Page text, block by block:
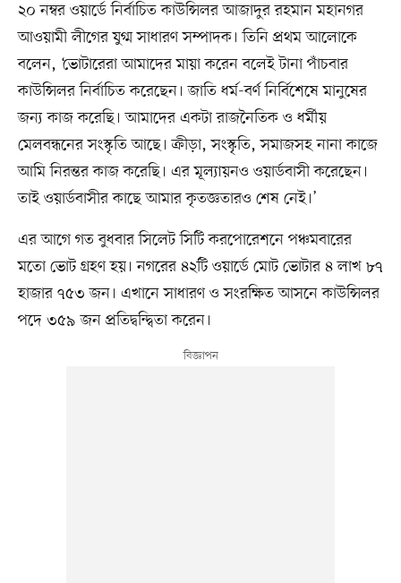
২০ নম্বর ওয়ার্ডে নির্বাচিত কাউন্সিলর আজাদুর রহমান মহানগর
আওয়ামী লীগের যুগ্ম সাধারণ সম্পাদক। তিনি প্রথম আলোকে
বলেন, ‘ভোটারেরা আমাদের মায়া করেন বলেই টানা পাঁচবার
কাউন্সিলর নির্বাচিত করেছেন। জাতি ধর্ম-বর্ণ নির্বিশেষে মানুষের
জন্য কাজ করেছি। আমাদের একটা রাজনৈতিক ও ধর্মীয়
মেলবন্ধনের সংস্কৃতি আছে। ক্রীড়া, সংস্কৃতি, সমাজসহ নানা কাজে
আমি নিরন্তর কাজ করেছি। এর মূল্যায়নও ওয়ার্ডবাসী করেছেন।
তাই ওয়ার্ডবাসীর কাছে আমার কৃতজ্ঞতারও শেষ নেই।’
এর আগে গত বুধবার সিলেট সিটি করপোরেশনে পঞ্চমবারের
মতো ভোট গ্রহণ হয়। নগরের ৪২টি ওয়ার্ডে মোট ভোটার ৪ লাখ ৮৭
হাজার ৭৫৩ জন। এখানে সাধারণ ও সংরক্ষিত আসনে কাউন্সিলর
পদে ৩৫৯ জন প্রতিদ্বন্দ্বিতা করেন।